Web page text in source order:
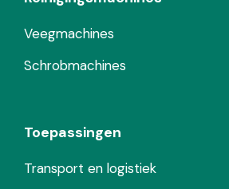
Veegmachines
Schrobmachines
Toepassingen
Transport en logistiek